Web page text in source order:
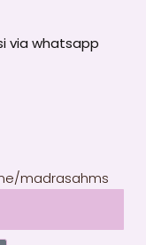
via whatsapp
madrasahms